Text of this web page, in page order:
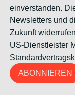
einverstanden.
Newsletters und
Zukunft
US-Dienstleister
ABONNIEREN